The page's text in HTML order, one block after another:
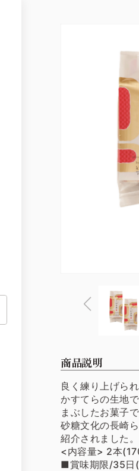
商品説明
良く練り上げら
かすてらの生地
まぶしたお菓子で
砂糖文化の長崎
紹介されました。
<内容量> 2本
■賞味期限/35日